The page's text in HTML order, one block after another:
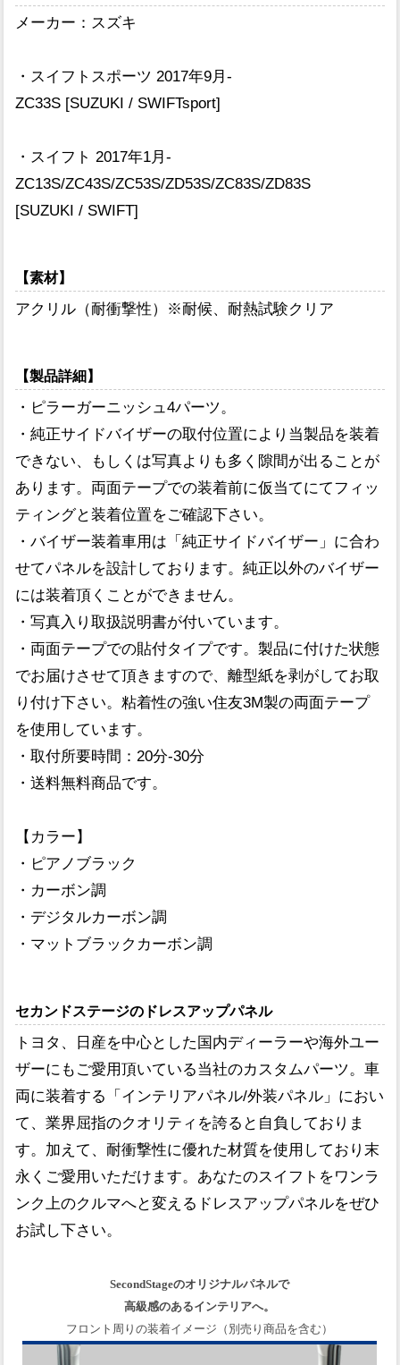
メーカー：スズキ
・スイフトスポーツ 2017年9月-
ZC33S [SUZUKI / SWIFTsport]
・スイフト 2017年1月-
ZC13S/ZC43S/ZC53S/ZD53S/ZC83S/ZD83S
[SUZUKI / SWIFT]
【素材】
アクリル（耐衝撃性）※耐候、耐熱試験クリア
【製品詳細】
・ピラーガーニッシュ4パーツ。
・純正サイドバイザーの取付位置により当製品を装着
できない、もしくは写真よりも多く隙間が出ることが
あります。両面テープでの装着前に仮当てにてフィッ
ティングと装着位置をご確認下さい。
・バイザー装着車用は「純正サイドバイザー」に合わ
せてパネルを設計しております。純正以外のバイザー
には装着頂くことができません。
・写真入り取扱説明書が付いています。
・両面テープでの貼付タイプです。製品に付けた状態
でお届けさせて頂きますので、離型紙を剥がしてお取
り付け下さい。粘着性の強い住友3M製の両面テープ
を使用しています。
・取付所要時間：20分-30分
・送料無料商品です。
【カラー】
・ピアノブラック
・カーボン調
・デジタルカーボン調
・マットブラックカーボン調
セカンドステージのドレスアップパネル
トヨタ、日産を中心とした国内ディーラーや海外ユー
ザーにもご愛用頂いている当社のカスタムパーツ。車
両に装着する「インテリアパネル/外装パネル」におい
て、業界屈指のクオリティを誇ると自負しておりま
す。加えて、耐衝撃性に優れた材質を使用しており末
永くご愛用いただけます。あなたのスイフトをワンラ
ンク上のクルマへと変えるドレスアップパネルをぜひ
お試し下さい。